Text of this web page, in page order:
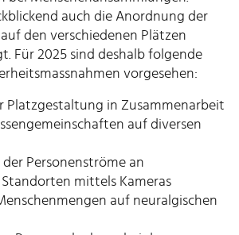
auch die Anordnung der
den verschiedenen Plätzen
Für 2025 sind deshalb folgende
vorgesehen:
Platzgestaltung in Zusammenarbeit
auf diversen
Personenströme an
mittels Kameras
auf neuralgischen